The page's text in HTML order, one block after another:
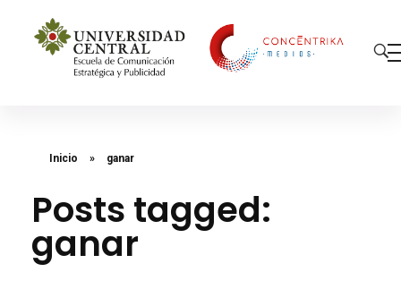
Inicio » ganar
Posts tagged:
ganar